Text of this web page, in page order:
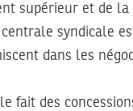
supérieur et de
syndicale
dans les
fait des